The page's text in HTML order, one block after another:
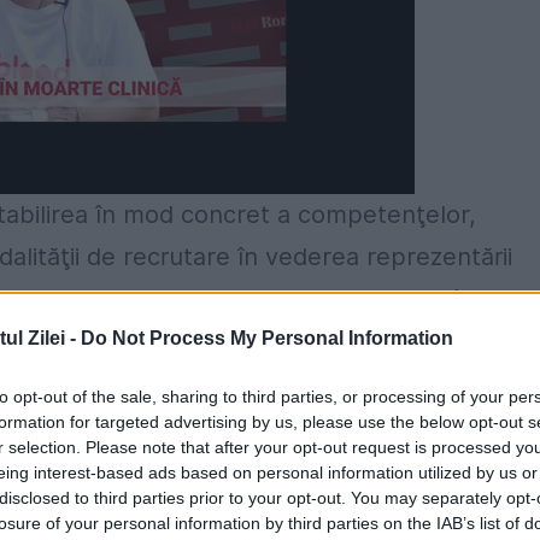
Zilei - Do Not Process My Personal Information
opt-out of the sale, sharing to third parties, or processing of your
for targeted advertising by us, please use the below opt-out
selection. Please note that after your opt-out request is processed
interest-based ads based on personal information utilized by us
to third parties prior to your opt-out. You may separately
of your personal information by third parties on the IAB’s list of
în mod concret a competenţelor,
de recrutare în vederea reprezentării
al turismului la nivel internaţional vine în
turistică, urmare a recomandărilor
fostei Autorităţi Naţionale pentru
de turism pot fi ocupate, prin concurs sau
ai instituţiilor subordonate acestuia şi de
citată.